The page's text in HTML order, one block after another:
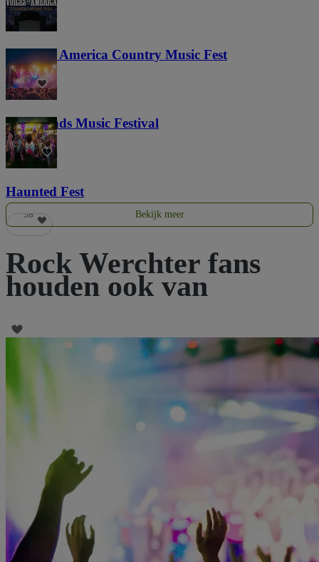
Voices of America Country Music Fest
36
Lost Lands Music Festival
121
Haunted Fest
58 Bekijk meer
Rock Werchter fans
houden ook van